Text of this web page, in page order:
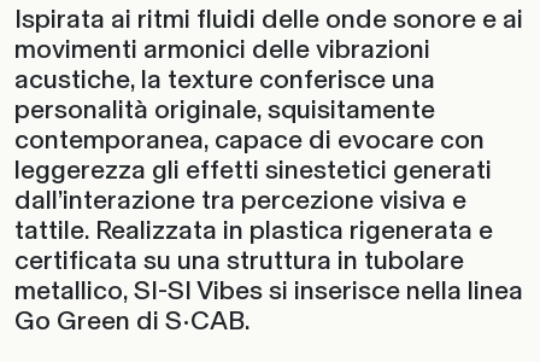
Ispirata ai ritmi fluidi delle onde sonore e ai
movimenti armonici delle vibrazioni
acustiche, la texture conferisce una
personalità originale, squisitamente
contemporanea, capace di evocare con
leggerezza gli effetti sinestetici generati
dall’interazione tra percezione visiva e
tattile. Realizzata in plastica rigenerata e
certificata su una struttura in tubolare
metallico, SI-SI Vibes si inserisce nella linea
Go Green di S•CAB.